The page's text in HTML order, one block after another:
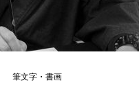
筆文字・書画